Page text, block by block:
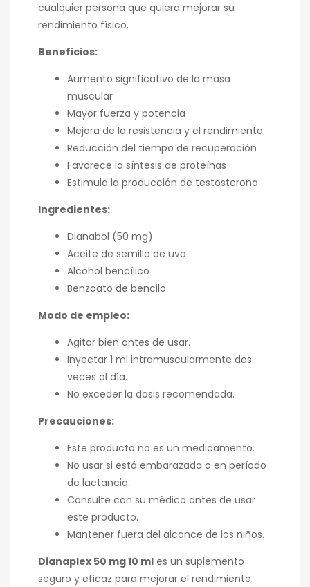
cualquier persona que quiera mejorar su
rendimiento físico.
Beneficios:
Aumento significativo de la masa
muscular
Mayor fuerza y potencia
Mejora de la resistencia y el rendimiento
Reducción del tiempo de recuperación
Favorece la síntesis de proteínas
Estimula la producción de testosterona
Ingredientes:
Dianabol (50 mg)
Aceite de semilla de uva
Alcohol bencílico
Benzoato de bencilo
Modo de empleo:
Agitar bien antes de usar.
Inyectar 1 ml intramuscularmente dos
veces al día.
No exceder la dosis recomendada.
Precauciones:
Este producto no es un medicamento.
No usar si está embarazada o en período
de lactancia.
Consulte con su médico antes de usar
este producto.
Mantener fuera del alcance de los niños.
Dianaplex 50 mg 10 ml es un suplemento
seguro y eficaz para mejorar el rendimiento